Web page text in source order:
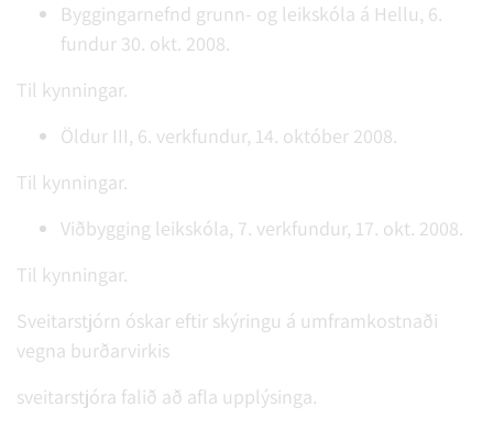
Byggingarnefnd grunn- og leikskóla á Hellu, 6.
fundur 30. okt. 2008.
Til kynningar.
Öldur III, 6. verkfundur, 14. október 2008.
Til kynningar.
Viðbygging leikskóla, 7. verkfundur, 17. okt. 2008.
Til kynningar.
Sveitarstjórn óskar eftir skýringu á umframkostnaði
vegna burðarvirkis
sveitarstjóra falið að afla upplýsinga.